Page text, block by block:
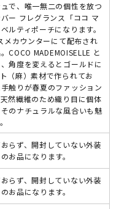
で、唯一無二の個性を放つ
ー フレグランス「ココ マ
ルティポーチになります。
メカウンターにて配布され
COCO MADEMOISELLE と
角度を変えるとゴールドに
（麻）素材で作られてお
触りが春夏のファッション
然繊維のため織り目に個体
のナチュラルな風合いも魅
らず、開封していない外装
お品になります。
らず、開封していない外装
お品になります。